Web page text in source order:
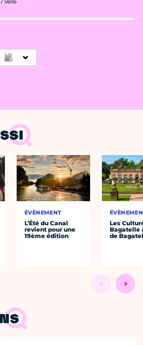
/ Vélib
ÉVÈNEMENT
L’Été du Canal
revient pour une
19ème édition
Les
Bagatelle
de